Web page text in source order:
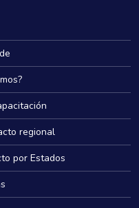
regional
por Estados